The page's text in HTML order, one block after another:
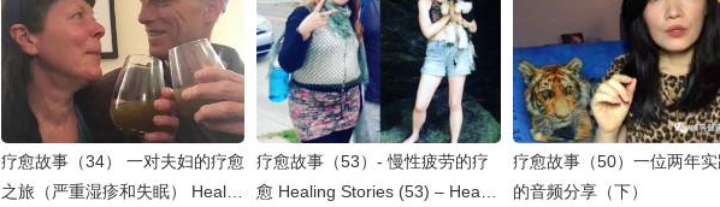
疗愈故事（34） 一对夫妇的疗愈
之旅（严重湿疹和失眠） Healin
疗愈故事（53）- 慢性疲劳的疗
愈 Healing Stories (53) – Healin
疗愈故事（50）一位两年
的音频分享（下）